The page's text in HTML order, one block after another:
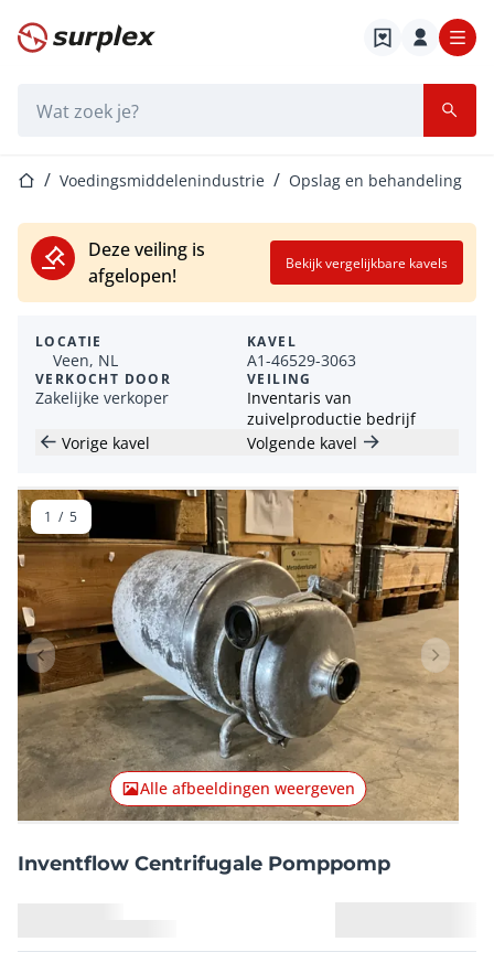
Startpagina
StartpaginaVoedingsmiddelenindustrie Opslag en behandeling
Deze veiling is
afgelopen!
Bekijk vergelijkbare kavels
LOCATIE
Veen, NL
VERKOCHT DOOR
Zakelijke verkoper
KAVEL
A1-46529-3063
VEILING
Inventaris van
zuivelproductie bedrijf
Vorige kavel
Volgende kavel
Vorig item
Alle afbeeldingen weergeven
1 / 5
Inventflow Centrifugale Pomppomp